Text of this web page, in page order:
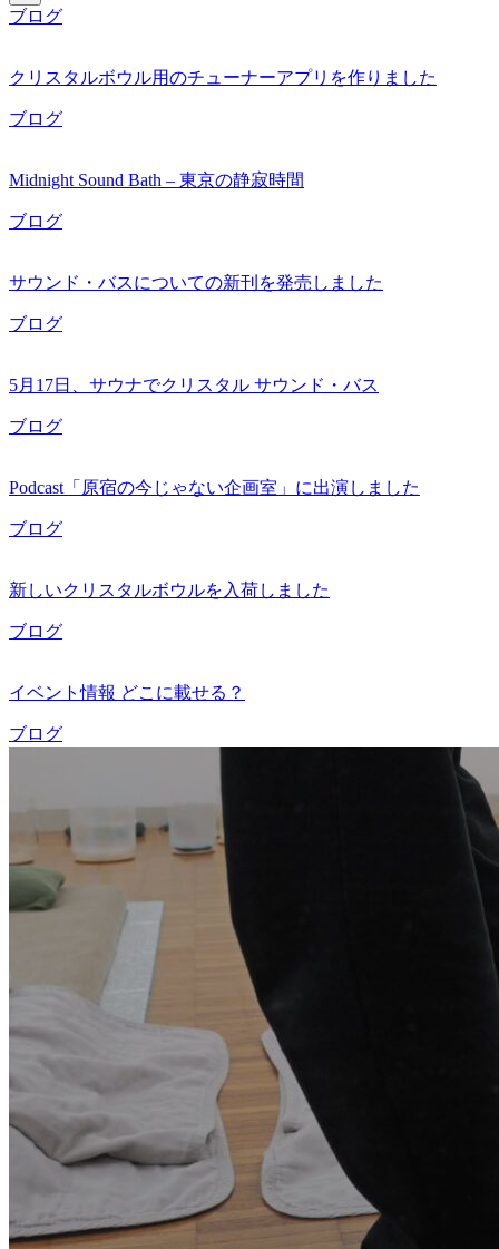
ブログ
クリスタルボウル用のチューナーアプリを作りました
ブログ
Midnight Sound Bath – 東京の静寂時間
ブログ
サウンド・バスについての新刊を発売しました
ブログ
5月17日、サウナでクリスタル サウンド・バス
ブログ
Podcast「原宿の今じゃない企画室」に出演しました
ブログ
新しいクリスタルボウルを入荷しました
ブログ
イベント情報 どこに載せる？
ブログ